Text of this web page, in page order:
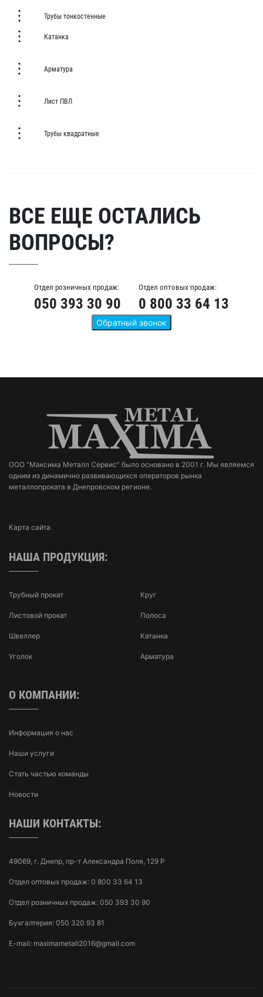
Трубы тонкостенные
Катанка
Арматура
Лист ПВЛ
Трубы квадратные
ВСЕ ЕЩЕ ОСТАЛИСЬ
ВОПРОСЫ?
Отдел розничных продаж:
050 393 30 90
Отдел оптовых продаж:
0 800 33 64 13
ООО “Максима Металл Сервис” было основано в 2001 г. Мы являемся
одним из динамично развивающихся операторов рынка
металлопроката в Днепровском регионе.
Карта сайта
НАША ПРОДУКЦИЯ:
Трубный прокат
Листовой прокат
Швеллер
Уголок
Круг
Полоса
Катанка
Арматура
О КОМПАНИИ:
Информация о нас
Наши услуги
Стать частью команды
Новости
НАШИ КОНТАКТЫ:
49069, г. Днепр, пр-т Александра Поля, 129 Р
Отдел оптовых продаж: 0 800 33 64 13
Отдел розничных продаж: 050 393 30 90
Бухгалтерия: 050 320 93 81
E-mail: maximametall2016@gmail.com